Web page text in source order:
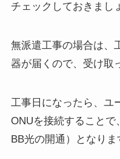
チェックしておきまし
無派遣工事の場合は、
器が届くので、受け取
工事日になったら、ユ
ONUを接続することで
BB光の開通）となりま